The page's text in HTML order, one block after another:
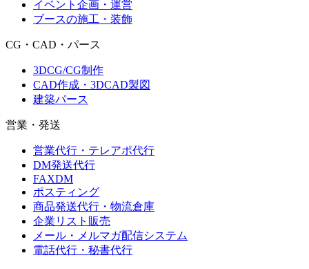
イベント企画・運営
ブースの施工・装飾
CG・CAD・パース
3DCG/CG制作
CAD作成・3DCAD製図
建築パース
営業・発送
営業代行・テレアポ代行
DM発送代行
FAXDM
ポスティング
商品発送代行・物流倉庫
企業リスト販売
メール・メルマガ配信システム
電話代行・秘書代行